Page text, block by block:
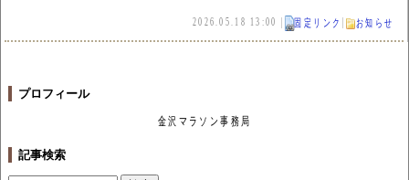
2026.05.18 13:00 | 固定リンク | お知らせ
プロフィール
金沢マラソン事務局
記事検索